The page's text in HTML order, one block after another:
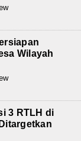
Wilayah
3 RTLH di